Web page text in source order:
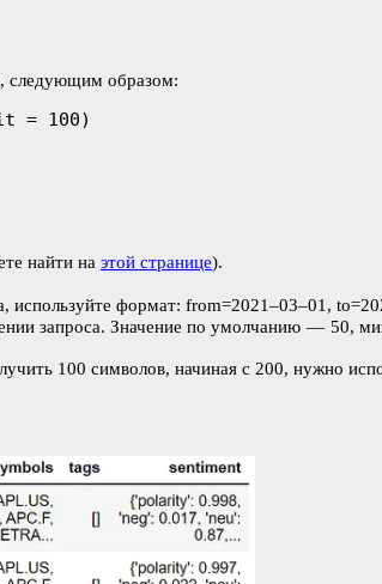
следующим образом:
= 100)
найти на этой странице).
формат: from=2021–03–01,
запроса. Значение по умолчанию — 50,
100 символов, начиная с 200, нужно